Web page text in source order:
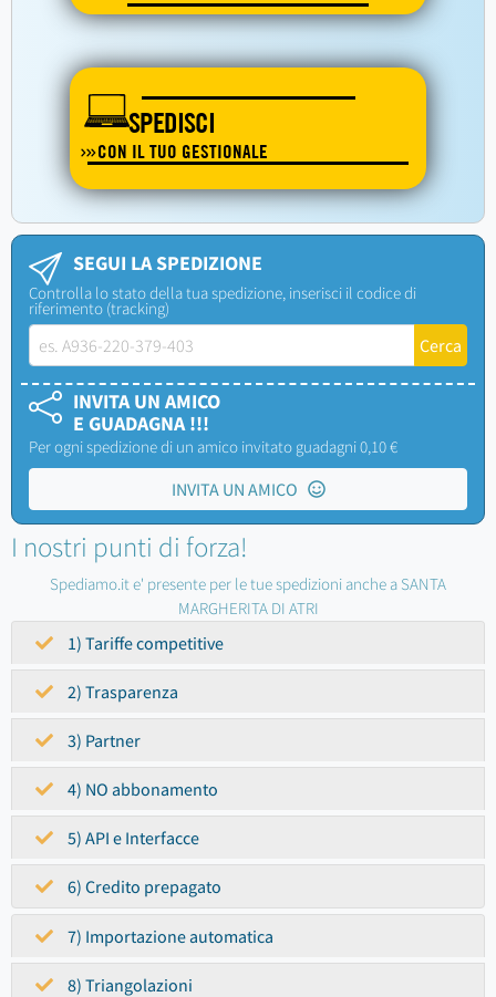
SPEDISCI
CON IL TUO GESTIONALE
SEGUI LA SPEDIZIONE
Controlla lo stato della tua spedizione, inserisci il codice di
riferimento (tracking)
INVITA UN AMICO
E GUADAGNA !!!
Per ogni spedizione di un amico invitato guadagni 0,10 €
INVITA UN AMICO
I nostri punti di forza!
Spediamo.it e' presente per le tue spedizioni anche a SANTA
MARGHERITA DI ATRI
1) Tariffe competitive
2) Trasparenza
3) Partner
4) NO abbonamento
5) API e Interfacce
6) Credito prepagato
7) Importazione automatica
8) Triangolazioni